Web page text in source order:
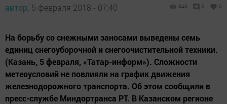
автор, 5 февраля 2018 - 07:40 843 0 0
На борьбу со снежными заносами выведены семь
единиц снегоуборочной и снегоочистительной техники.
(Казань, 5 февраля, «Татар-информ»). Сложности
метеоусловий не повлияли на график движения
железнодорожного транспорта. Об этом сообщили в
пресс-службе Миндортранса РТ. В Казанском регионе